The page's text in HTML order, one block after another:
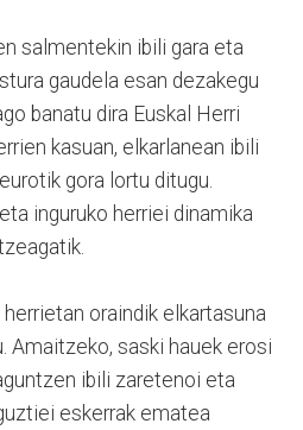
salmentekin ibili gara eta
gaudela esan dezakegu
banatu dira Euskal Herri
kasuan, elkarlanean ibili
gora lortu ditugu.
inguruko herriei dinamika
oraindik elkartasuna
Amaitzeko, saski hauek erosi
ibili zaretenoi eta
eskerrak ematea